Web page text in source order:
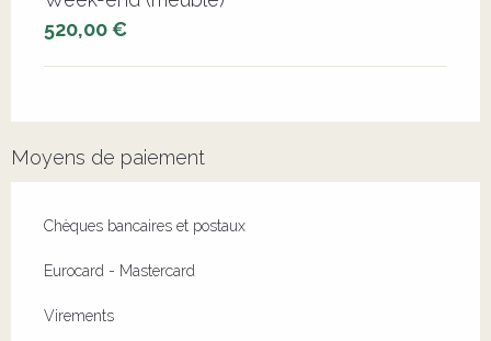
520,00 €
Moyens de paiement
Chèques bancaires et postaux
Eurocard - Mastercard
Virements